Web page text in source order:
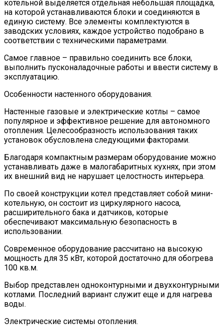
котельной выделяется отдельная небольшая площадка,
на которой устанавливаются блоки и соединяются в
единую систему. Все элементы комплектуются в
заводских условиях, каждое устройство подобрано в
соответствии с техническими параметрами.
Самое главное – правильно соединить все блоки,
выполнить пусконаладочные работы и ввести систему в
эксплуатацию.
Особенности настенного оборудования.
Настенные газовые и электрические котлы – самое
популярное и эффективное решение для автономного
отопления. Целесообразность использования таких
установок обусловлена следующими факторами.
Благодаря компактным размерам оборудование можно
устанавливать даже в малогабаритных кухнях, при этом
их внешний вид не нарушает целостность интерьера.
По своей конструкции котел представляет собой мини-
котельную, он состоит из циркулярного насоса,
расширительного бака и датчиков, которые
обеспечивают максимальную безопасность в
использовании.
Современное оборудование рассчитано на высокую
мощность для 35 кВт, которой достаточно для обогрева
100 кв.м.
Выбор представлен одноконтурными и двухконтурными
котлами. Последний вариант служит еще и для нагрева
воды.
Электрические системы отопления.